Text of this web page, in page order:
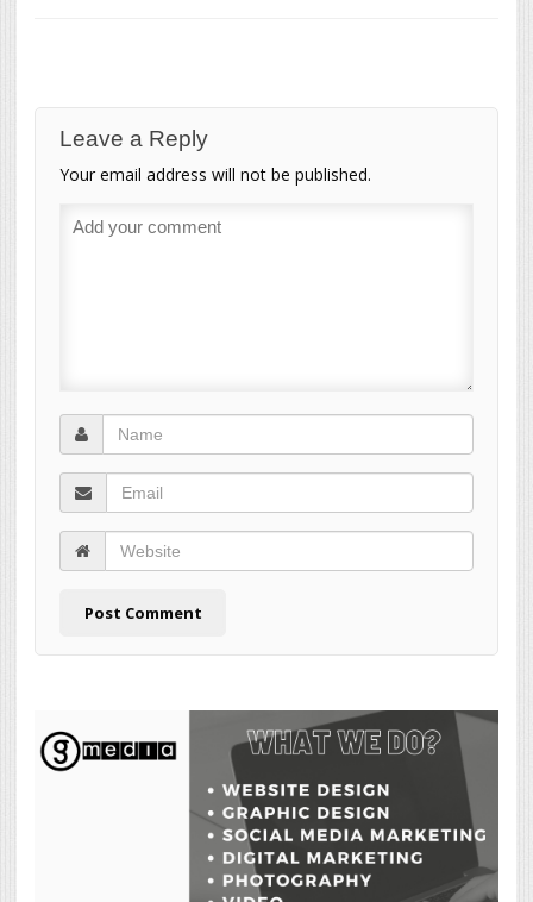
Leave a Reply
Your email address will not be published.